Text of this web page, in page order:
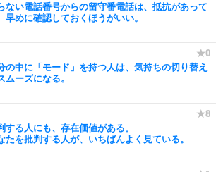
ない電話番号からの留守番電話は、抵抗があって
早めに確認しておくほうがいい。
の中に「モード」を持つ人は、気持ちの切り替え
ムーズになる。
する人にも、存在価値がある。
たを批判する人が、いちばんよく見ている。